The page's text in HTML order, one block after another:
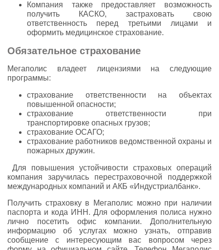
Компания также предоставляет возможность
получить КАСКО, застраховать свою
ответственность перед третьими лицами и
оформить медицинское страхование.
Обязательное страхование
Мегаполис владеет лицензиями на следующие
программы:
страхование ответственности на объектах
повышенной опасности;
страхование ответственности при
транспортировке опасных грузов;
страхование ОСАГО;
страхование работников ведомственной охраны и
пожарных дружин.
Для повышения устойчивости страховых операций
компания заручилась перестраховочной поддержкой
международных компаний и АКБ «Индустриалбанк».
Получить страховку в Мегаполис можно при наличии
паспорта и кода ИНН. Для оформления полиса нужно
лично посетить офис компании. Дополнительную
информацию об услугах можно узнать, отправив
сообщение с интересующим вас вопросом через